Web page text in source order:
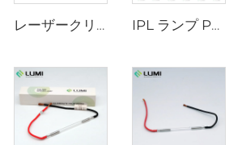
レーザークリプトンランプ L2021-7×65×130 mm IPL ランプ P2021-7×65×130 mm